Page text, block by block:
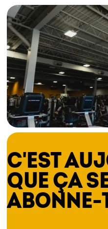
C'EST
QUE ÇA
ABONNE-